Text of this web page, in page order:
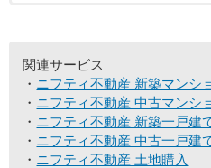
関連サービス
ニフティ不動産 新築マンシ
ニフティ不動産 中古マンシ
ニフティ不動産 新築一戸建
ニフティ不動産 中古一戸建
ニフティ不動産 土地購入